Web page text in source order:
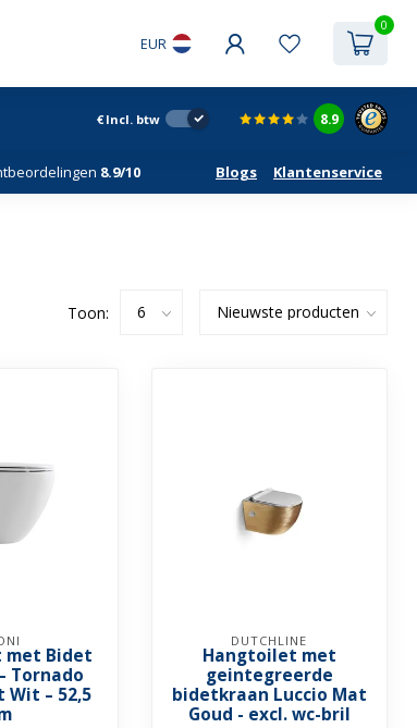
EUR
0
€ Incl. btw 8.9
8.9/10 Blogs Klantenservice
Toon:
met Bidet
Tornado
Wit – 52,5
DUTCHLINE
Hangtoilet met
geintegreerde
bidetkraan Luccio Mat
Goud - excl. wc-bril